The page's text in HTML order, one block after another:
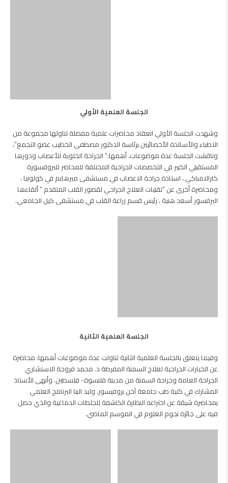
الجلسة العلمية الأولي
وشهدت الجلسة الأولي انعقاد محاضرات علمية مفصلة تناولها مجموعة من
الاطباء والأساتذة الأخصائيين برئاسة الدكتور مصطفى الخطيب عضو التجمع”،
وناقشت الجلسة عدة موضوعات، أهمها:” الجراحة الخلوية للأعصاب ودورها
المستقبلي الكبير في التخصصات الجراحية المختلفة للمحاضر للبروفسورة
كارالامباكي ، استاذة جراحة الاعصاب في مستشفى ميرهايم في كولونيا ،
ومحاضرة أخرى عن “تقنيات العلاج الجراحي لقصور القلب المتقدم ” ألقاءها
البرفسور أسعد هنية ، رئيس قسم زراعة القلب في مستشفى كيل الجامعي.
الجلسة العلمية الثانية
وفيما يتعلق بالجلسة العلمية الثانية تناولت عدة موضوعات أهمها: محاضرة
عن الخيارات الجراحية لعلاج السمنة المفرطة د. محمد فروجة الاستشاري
الجراحة العامة وجراحة السمنة من مدينة قلنسوة- فلسطين. وأنهى الأستاذ
المشارك في كلية طب جامعة آخن بروفيسور. وليد البنا البرنامج العلمي
بمحاضرة شيقة عن اختراعه النظارة الكاشفة للجلطات الدماغية والذي حصل
فيه على جائزة نجوم العلوم في الموسم الماضي.